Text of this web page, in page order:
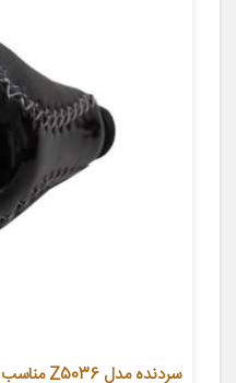
سردنده مدل Z5036 مناسب برای تیبا